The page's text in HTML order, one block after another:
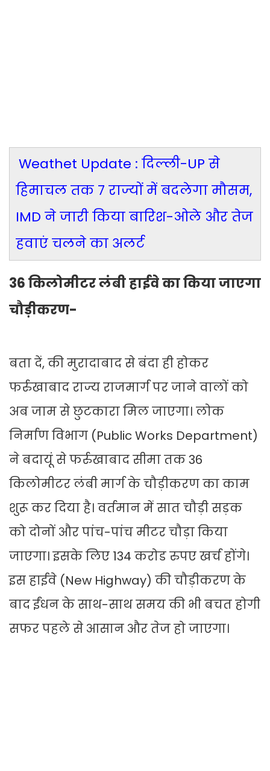
Weathet Update : दिल्ली-UP से
हिमाचल तक 7 राज्यों में बदलेगा मौसम,
IMD ने जारी किया बारिश-ओले और तेज
हवाएं चलने का अलर्ट
36 किलोमीटर लंबी हाईवे का किया जाएगा
चौड़ीकरण-
बता दें, की मुरादाबाद से बंदा ही होकर
फर्रुखाबाद राज्य राजमार्ग पर जाने वालों को
अब जाम से छुटकारा मिल जाएगा। लोक
निर्माण विभाग (Public Works Department)
ने बदायूं से फर्रुखाबाद सीमा तक 36
किलोमीटर लंबी मार्ग के चौड़ीकरण का काम
शुरू कर दिया है। वर्तमान में सात चौड़ी सड़क
को दोनों और पांच-पांच मीटर चौड़ा किया
जाएगा। इसके लिए 134 करोड रुपए खर्च होंगे।
इस हाईवे (New Highway) की चौड़ीकरण के
बाद ईंधन के साथ-साथ समय की भी बचत होगी
सफर पहले से आसान और तेज हो जाएगा।